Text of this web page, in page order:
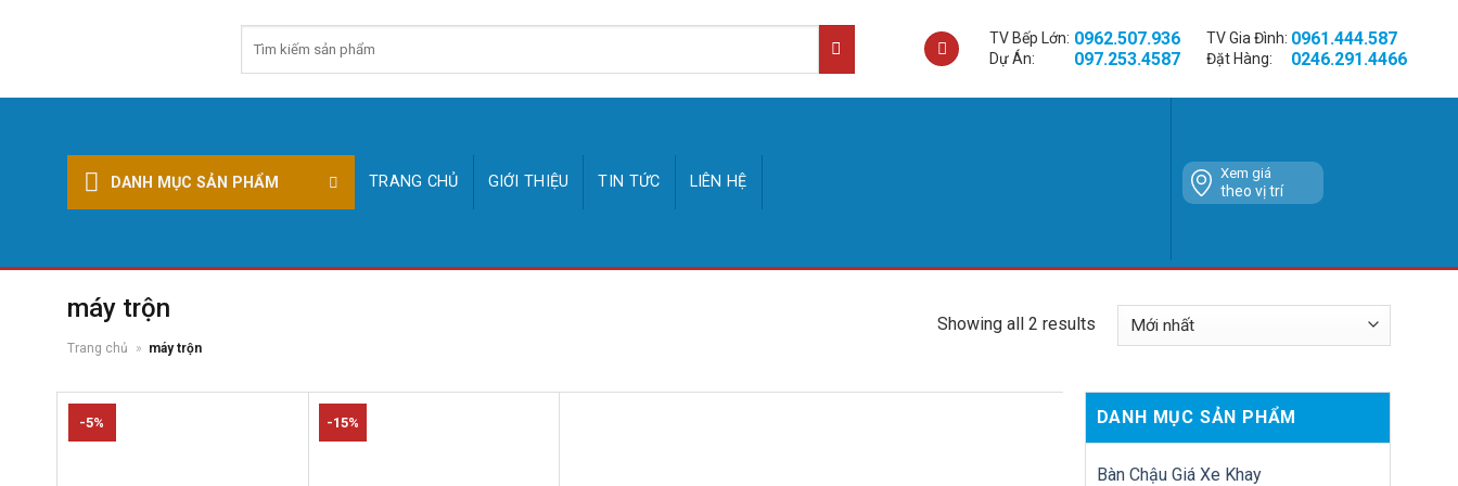
kiếm:
TV Bếp Lớn: 0962.507.936 TV Gia Đình: 0961.444.587
Dự Án: 097.253.4587 Đặt Hàng: 0246.291.4466
DANH MỤC SẢN PHẨM TRANG CHỦ GIỚI THIỆU TIN TỨC LIÊN HỆ Xem giá
theo vị trí
máy trộn
Trang chủ » máy trộn
Showing all 2 results
-5% -15% DANH MỤC SẢN PHẨM
Bàn Chậu Giá Xe Khay